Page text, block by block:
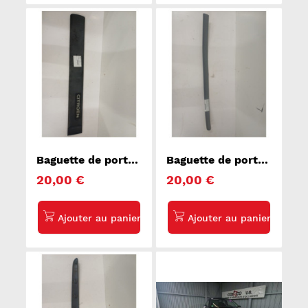
Baguette de porte
CITROEN
20,00 €
Baguette de porte
PEUGEOT 307
20,00 €